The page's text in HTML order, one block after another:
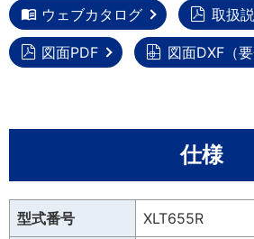
ウェブカタログ 取扱
図面PDF 図面DXF（要
仕様
型式番号 XLT655R